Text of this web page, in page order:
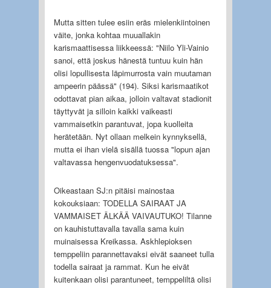
Mutta sitten tulee esiin eräs mielenkiintoinen
väite, jonka kohtaa muuallakin
karismaattisessa liikkeessä: "Niilo Yli-Vainio
sanoi, että joskus hänestä tuntuu kuin hän
olisi lopullisesta läpimurrosta vain muutaman
ampeerin päässä" (194). Siksi karismaatikot
odottavat pian aikaa, jolloin valtavat stadionit
täyttyvät ja silloin kaikki vaikeasti
vammaisetkin parantuvat, jopa kuolleita
herätetään. Nyt ollaan melkein kynnyksellä,
mutta ei ihan vielä sisällä tuossa "lopun ajan
valtavassa hengenvuodatuksessa".
Oikeastaan SJ:n pitäisi mainostaa
kokouksiaan: TODELLA SAIRAAT JA
VAMMAISET ÄLKÄÄ VAIVAUTUKO! Tilanne
on kauhistuttavalla tavalla sama kuin
muinaisessa Kreikassa. Askhlepioksen
temppeliin parannettavaksi eivät saaneet tulla
todella sairaat ja rammat. Kun he eivät
kuitenkaan olisi parantuneet, temppeliltä olisi